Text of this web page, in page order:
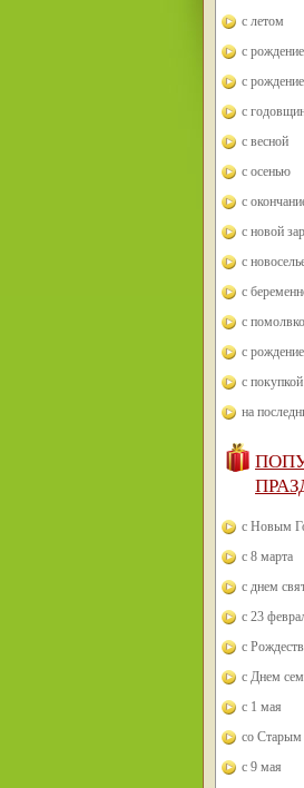
с летом
с
с
с
с весной
с осенью
с
с новой
с
с
с
с
с
на
с Новым
с 8 марта
с днем
с 23
с
с Днем
с 1 мая
со
с 9 мая